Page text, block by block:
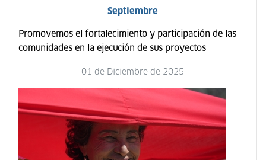
Septiembre
Promovemos el fortalecimiento y participación de las
comunidades en la ejecución de sus proyectos
01 de Diciembre de 2025